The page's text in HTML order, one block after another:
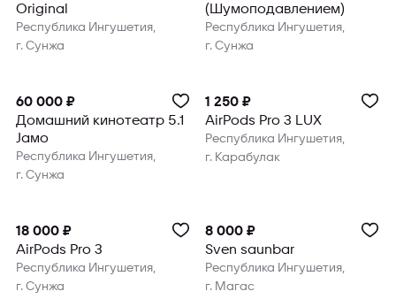
Original
Республика Ингушетия,
г. Сунжа
(Шумоподавлением)
Республика Ингушетия,
г. Сунжа
60 000 ₽
Домашний кинотеатр 5.1
Jamo
Республика Ингушетия,
г. Сунжа
1 250 ₽
AirPods Pro 3 LUX
Республика Ингушетия,
г. Карабулак
18 000 ₽
AirPods Pro 3
Республика Ингушетия,
г. Сунжа
8 000 ₽
Sven saunbar
Республика Ингушетия,
г. Магас